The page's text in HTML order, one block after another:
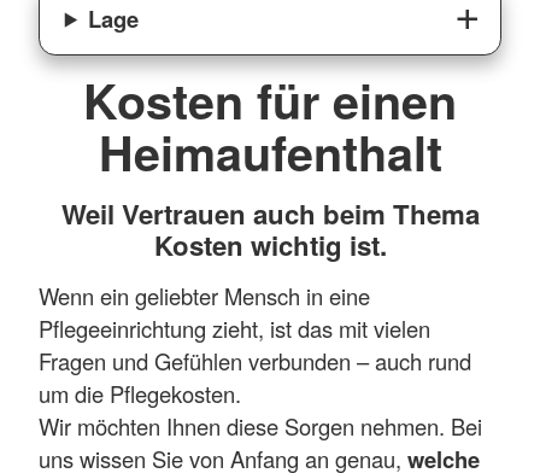
Lage
Kosten für einen
Heimaufenthalt
Weil Vertrauen auch beim Thema
Kosten wichtig ist.
Wenn ein geliebter Mensch in eine
Pflegeeinrichtung zieht, ist das mit vielen
Fragen und Gefühlen verbunden – auch rund
um die Pflegekosten.
Wir möchten Ihnen diese Sorgen nehmen. Bei
uns wissen Sie von Anfang an genau, welche